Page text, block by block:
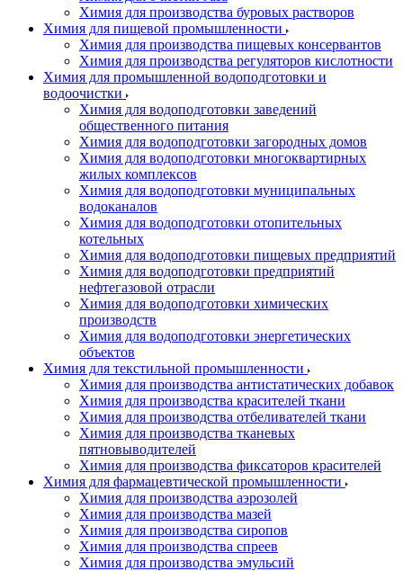
Химия для производства буровых растворов
Химия для пищевой промышленности
Химия для производства пищевых консервантов
Химия для производства регуляторов кислотности
Химия для промышленной водоподготовки и
водоочистки
Химия для водоподготовки заведений
общественного питания
Химия для водоподготовки загородных домов
Химия для водоподготовки многоквартирных
жилых комплексов
Химия для водоподготовки муниципальных
водоканалов
Химия для водоподготовки отопительных
котельных
Химия для водоподготовки пищевых предприятий
Химия для водоподготовки предприятий
нефтегазовой отрасли
Химия для водоподготовки химических
производств
Химия для водоподготовки энергетических
объектов
Химия для текстильной промышленности
Химия для производства антистатических добавок
Химия для производства красителей ткани
Химия для производства отбеливателей ткани
Химия для производства тканевых
пятновыводителей
Химия для производства фиксаторов красителей
Химия для фармацевтической промышленности
Химия для производства аэрозолей
Химия для производства мазей
Химия для производства сиропов
Химия для производства спреев
Химия для производства эмульсий